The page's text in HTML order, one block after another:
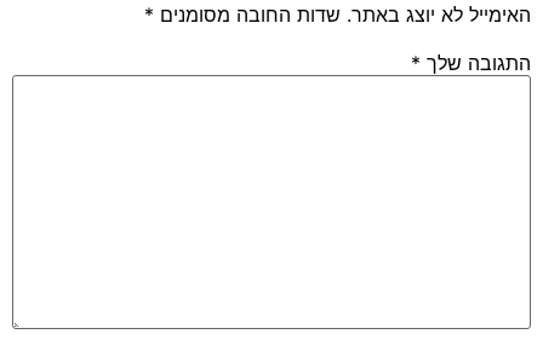
האימייל לא יוצג באתר. שדות החובה מסומנים *
התגובה שלך *